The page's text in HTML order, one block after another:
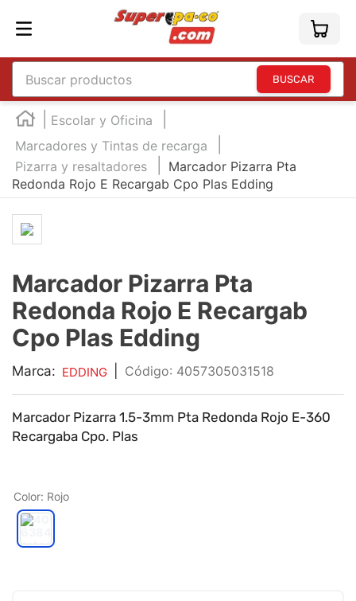
Buscar productos
Escolar y Oficina
Marcadores y Tintas de recarga
Pizarra y resaltadores
Marcador Pizarra Pta
Redonda Rojo E Recargab Cpo Plas Edding
Marcador Pizarra Pta
Redonda Rojo E Recargab
Cpo Plas Edding
Marca: EDDING : 4057305031518
Marcador Pizarra 1.5-3mm Pta Redonda Rojo E-360
Recargaba Cpo. Plas
Color: Rojo
TÉRMINOS MÁS BUSCADOS
england
2.
marcador e300
3.
edding e360
4
5.
6 .
marcadores
7.
audifonos
8.
teclado